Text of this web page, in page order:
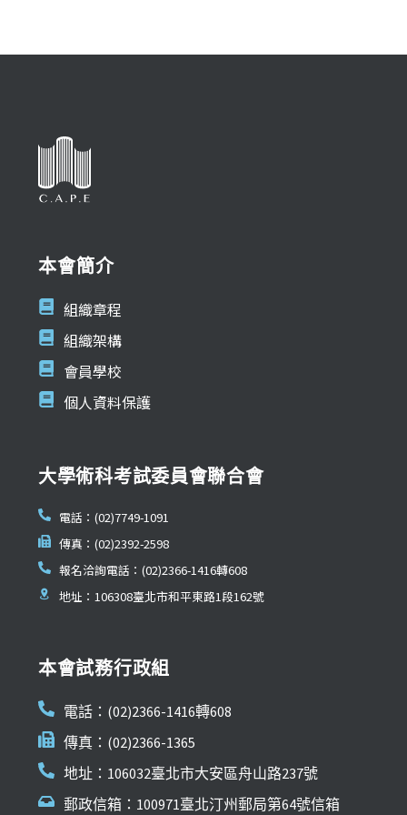
本會簡介
組織章程
組織架構
會員學校
個人資料保護
大學術科考試委員會聯合會
電話：(02)7749-1091
傳真：(02)2392-2598
報名洽詢電話：(02)2366-1416轉608
地址：106308臺北市和平東路1段162號
本會試務行政組
電話：(02)2366-1416轉608
傳真：(02)2366-1365
地址：106032臺北市大安區舟山路237號
郵政信箱：100971臺北汀州郵局第64號信箱